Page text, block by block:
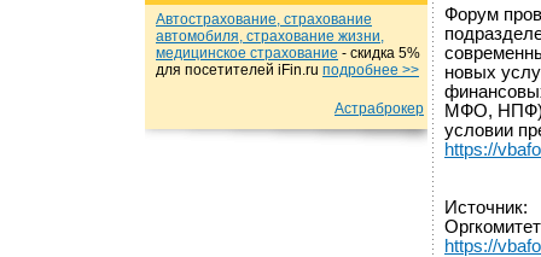
Автострахование, страхование
автомобиля, страхование жизни,
медицинское страхование - cкидка 5%
для посетителей iFin.ru подробнеe >>
Астраброкер
Форум
новых
МФО, НПФ)
условии
https://
Источник:
https://